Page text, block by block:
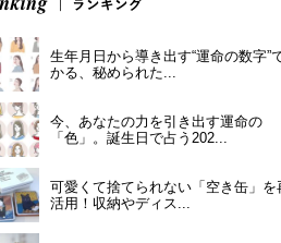
生年月日から導き出す“運命の数字”
かる、秘められた...
今、あなたの力を引き出す運命の
「色」。誕生日で占う202...
可愛くて捨てられない「空き缶」を
活用！収納やディス...